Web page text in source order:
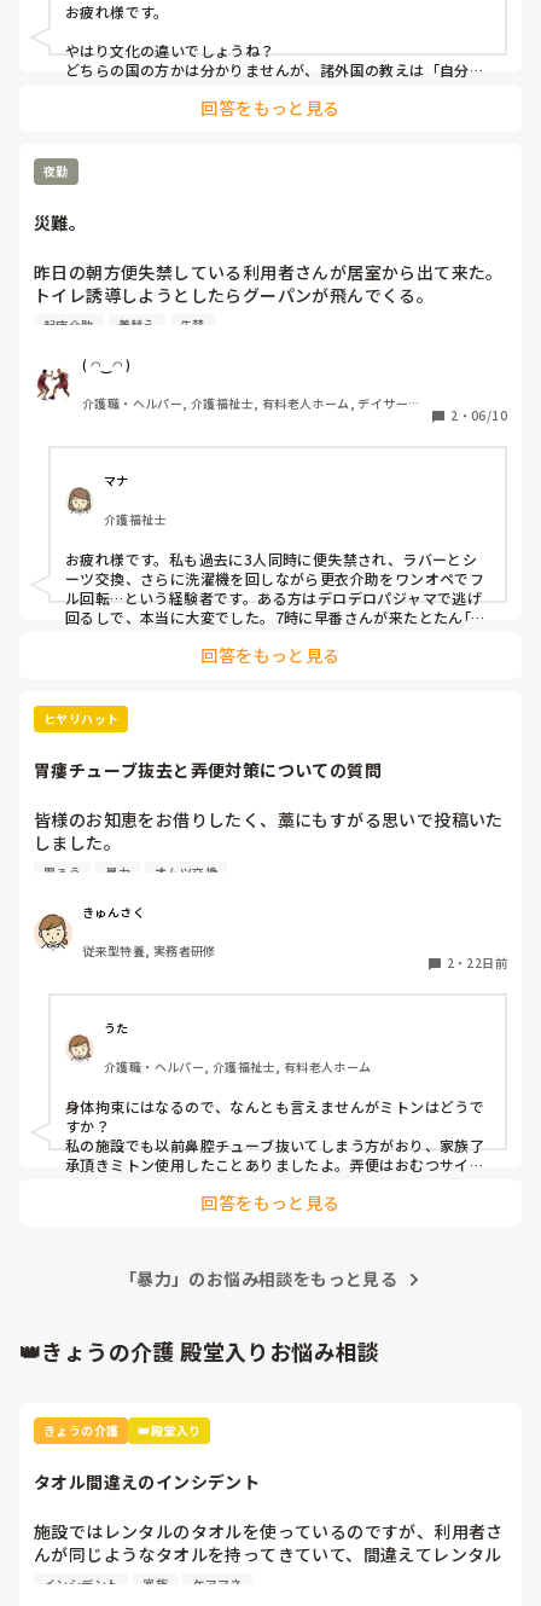
お疲れ様です。
やはり文化の違いでしょうね？
どちらの国の方かは分かりませんが、諸外国の教えは「自分の
動重視、空気を読んで 言わないことが美徳 と、教えられまし
たいな考えがあります。
所されたとのこと。
り、厄介なことは見て見ぬふりをしがちです。
これから不正は不正、マナー違反は厳しく対処する文化が根付
くと良いですね。
＝お客様という、間違った？イメージがあると思います。
民間施設あるある かもしれませんが、利用者やご家族と職員は
平等な立場であること。
俺•私は金を払って入っているんだ！という勘違いを正して欲
すみません…
回答をもっと見る
夜勤
災難。
昨日の朝方便失禁している利用者さんが居室から出て来た。
トイレ誘導しようとしたらグーパンが飛んでくる。
それでも何とかトイレ誘導して着替えしましょうと声がけし
着替えは終わり利用者さんは居室に戻らず、ユニットで過ご
してもらいました。普段から認知症の影響で暴力はある方で
したが、最近お薬の調整で大分減ったし不穏になることもあ
起床介助中に他の利用者も便失禁で全更衣とシーツ交換が続
き、申し送りが終わり隣のユニットで朝食準備。
7時出勤の管理者遅刻o(｀ω´ )oお陰で残業したんですけど。
管理者何にも言わないで事務所に籠る。
申し送りの内容が変わっているんだけど何故⁇
早番さん聞いてなかったのかな？
起床介助 着替え 失禁
( ◠‿◠ )
介護職・ヘルパー, 介護福祉士, 有料老人ホーム, デイサービ
2 ・ 06/10
マナ
介護福祉士
お疲れ様です。私も過去に3人同時に便失禁され、ラバーとシ
ーツ交換、さらに洗濯機を回しながら更衣介助をワンオペでフ
ル回転…という経験者です。ある方はデロデロパジャマで逃げ
回るしで、本当に大変でした。7時に早番さんが来たとたん｢😭
ダに出てハタハタとなびく複数枚のラバーたちを見て、タマシ
回答をもっと見る
ヒヤリハット
胃瘻チューブ抜去と弄便対策についての質問
皆様のお知恵をお借りしたく、藁にもすがる思いで投稿いた
しました。
私は特養常勤職員ですが、居室担当のA様についての質問で
先日、胃瘻チューブを使用しているA様がベッド上で自己抜
去する事故が発生しました。A様は造設当初からチューブ弄
とマジックテープ式の腹帯で固定しています。しかし数日に
一度は腹帯が胸付近までずり上がっており、今回は事故につ
ながってしまいました。
現在は1～2時間ごとに腹帯の位置を確認・付け直しています
が、A様は右麻痺で左手の力が非常に強く、抵抗や暴力もあ
るため、本来は2人介助が望ましいものの、人員不足で1人対
応になることがほとんどです。
ボタン式胃瘻への変更やつなぎ服も検討しましたが、ボタン
り弄便行為のほうが深刻で、効果は期待しにくいのではない
弄便行為については、パッドによる蒸れや痒み、不快感が原
因ではないかと考え、以前はパッドを装着しない時間を設け
と対応していましたが、改善は見られませんでした。また、
頻繁にオムツへ手を入れているにもかかわらず、陰部や臀部
況です。
AIからは「オムツ内の温もりで安心感を得ている可能性があ
るため、安心できるものを持っていただく」という提案もあ
りました。しかし、A様には異食があり、便を口に入れた
胃ろう 暴力 オムツ交換
きゅんさく
従来型特養, 実務者研修
2・ 22日前
うた
介護職・ヘルパー, 介護福祉士, 有料老人ホーム
身体拘束にはなるので、なんとも言えませんがミトンはどうで
すか？
私の施設でも以前鼻腔チューブ抜いてしまう方がおり、家族了
承頂きミトン使用したことありましたよ。弄便はおむつサイズ
勿論利用者さんの不快感にも差があると思いますし、何サイズ
文面だけでは把握出来ない部分もあるので、間違っている箇所
回答をもっと見る
「暴力」のお悩み相談をもっと見る
👑きょうの介護 殿堂入りお悩み相談
きょうの介護 👑殿堂入り
タオル間違えのインシデント
施設ではレンタルのタオルを使っているのですが、利用者さ
んが同じようなタオルを持ってきていて、間違えてレンタル
業者に出してしまいました。
インシデント 家族 ケアマネ